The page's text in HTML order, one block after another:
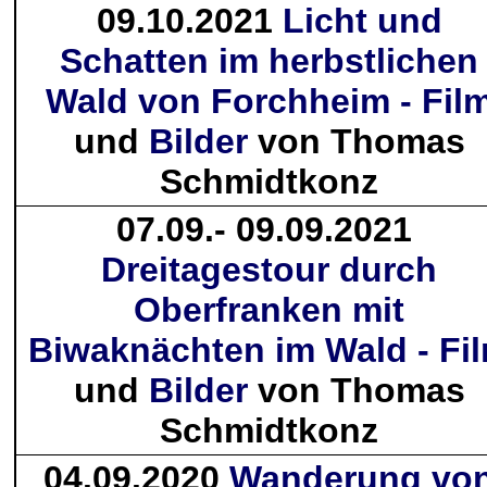
09.10.2021 Licht und
Schatten im herbstlichen
Wald von Forchheim -
und Bildervon Thomas
Schmidtkonz
07.09.- 09.09.2021
Dreitagestour durch
Oberfranken mit
Biwaknächten im Wald -
und Bildervon Thomas
Schmidtkonz
04.09.2020 Wanderung